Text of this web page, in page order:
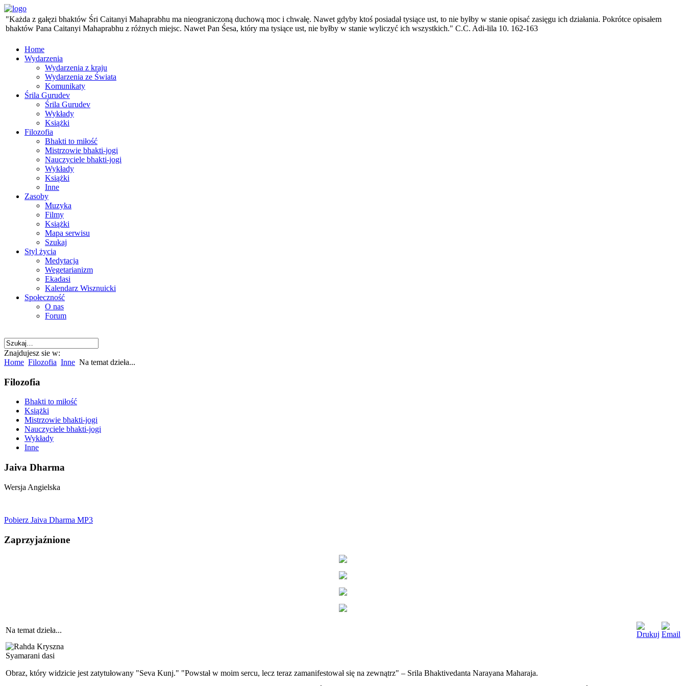
"Każda z gałęzi bhaktów Śri Caitanyi Mahaprabhu ma nieograniczoną duchową moc i chwałę. Nawet gdyby ktoś posiadał tysiące ust, to nie byłby w stanie opisać zasięgu ich działania. Pokrótce opisałem
bhaktów Pana Caitanyi Mahaprabhu z różnych miejsc. Nawet Pan Śesa, który ma tysiące ust, nie byłby w stanie wyliczyć ich wszystkich." C.C. Adi-lila 10. 162-163
Home
Wydarzenia
Wydarzenia z kraju
Wydarzenia ze Świata
Komunikaty
Śrila Gurudev
Śrila Gurudev
Wykłady
Książki
Filozofia
Bhakti to miłość
Mistrzowie bhakti-jogi
Nauczyciele bhakti-jogi
Wykłady
Książki
Inne
Zasoby
Muzyka
Filmy
Książki
Mapa serwisu
Szukaj
Styl życia
Medytacja
Wegetarianizm
Ekadasi
Kalendarz Wisznuicki
Społeczność
O nas
Forum
Znajdujesz sie w:
Home Filozofia Inne Na temat dzieła...
Filozofia
Bhakti to miłość
Książki
Mistrzowie bhakti-jogi
Nauczyciele bhakti-jogi
Wykłady
Inne
Jaiva Dharma
Wersja Angielska
Pobierz Jaiva Dharma MP3
Zaprzyjaźnione
Na temat dzieła...
Syamarani dasi
Obraz, który widzicie jest zatytułowany "Seva Kunj." "Powstał w moim sercu, lecz teraz zamanifestował się na zewnątrz" – Srila Bhaktivedanta Narayana Maharaja.